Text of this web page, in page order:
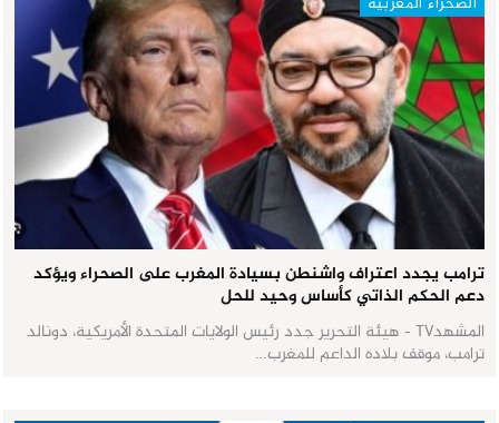
ترامب يجدد اعتراف واشنطن بسيادة المغرب على الصحراء ويؤكد
دعم الحكم الذاتي كأساس وحيد للحل
المشهدTV - هيئة التحرير جدد رئيس الولايات المتحدة الأمريكية، دونالد
ترامب، موقف بلاده الداعم للمغرب…